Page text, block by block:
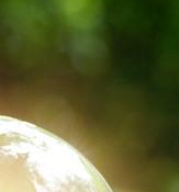
que